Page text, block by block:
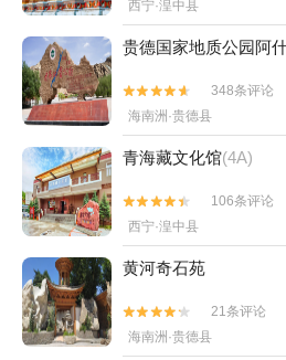
西宁·湟中县


348条评论
海南洲·贵德县
青海藏文化馆(4A)


106条评论
西宁·湟中县
黄河奇石苑


21条评论
海南洲·贵德县